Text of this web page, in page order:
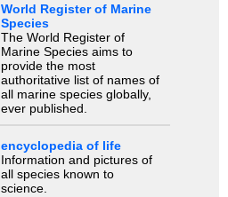
World Register of Marine
Species
The World Register of
Marine Species aims to
provide the most
authoritative list of names of
all marine species globally,
ever published.
encyclopedia of life
Information and pictures of
all species known to
science.